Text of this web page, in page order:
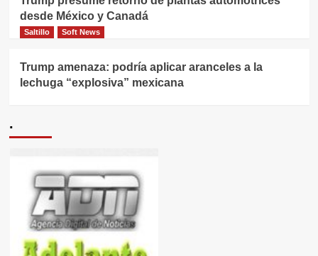
desde México y Canadá
Saltillo Soft News
Trump amenaza: podría aplicar aranceles a la
lechuga “explosiva” mexicana
.